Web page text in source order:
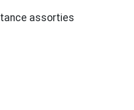
assorties